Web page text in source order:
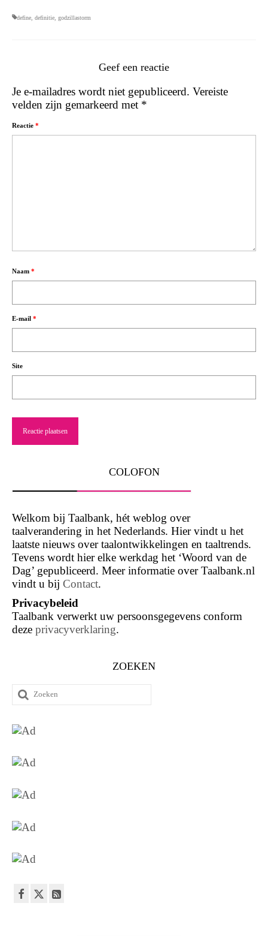
define definitie godzillastorm
Geef een reactie
Je e-mailadres wordt niet gepubliceerd. Vereiste
velden zijn gemarkeerd met *
Reactie *
Naam *
E-mail *
Site
COLOFON
Welkom bij Taalbank, hét weblog over
taalverandering in het Nederlands. Hier vindt u het
laatste nieuws over taalontwikkelingen en taaltrends.
Tevens wordt hier elke werkdag het ‘Woord van de
Dag’ gepubliceerd. Meer informatie over Taalbank.nl
vindt u bij Contact.
Privacybeleid
Taalbank verwerkt uw persoonsgegevens conform
deze privacyverklaring.
ZOEKEN
Zoeken
naar: